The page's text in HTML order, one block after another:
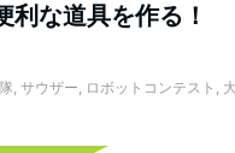
利な道具を作る！
, サウザー, ロボットコンテスト ,